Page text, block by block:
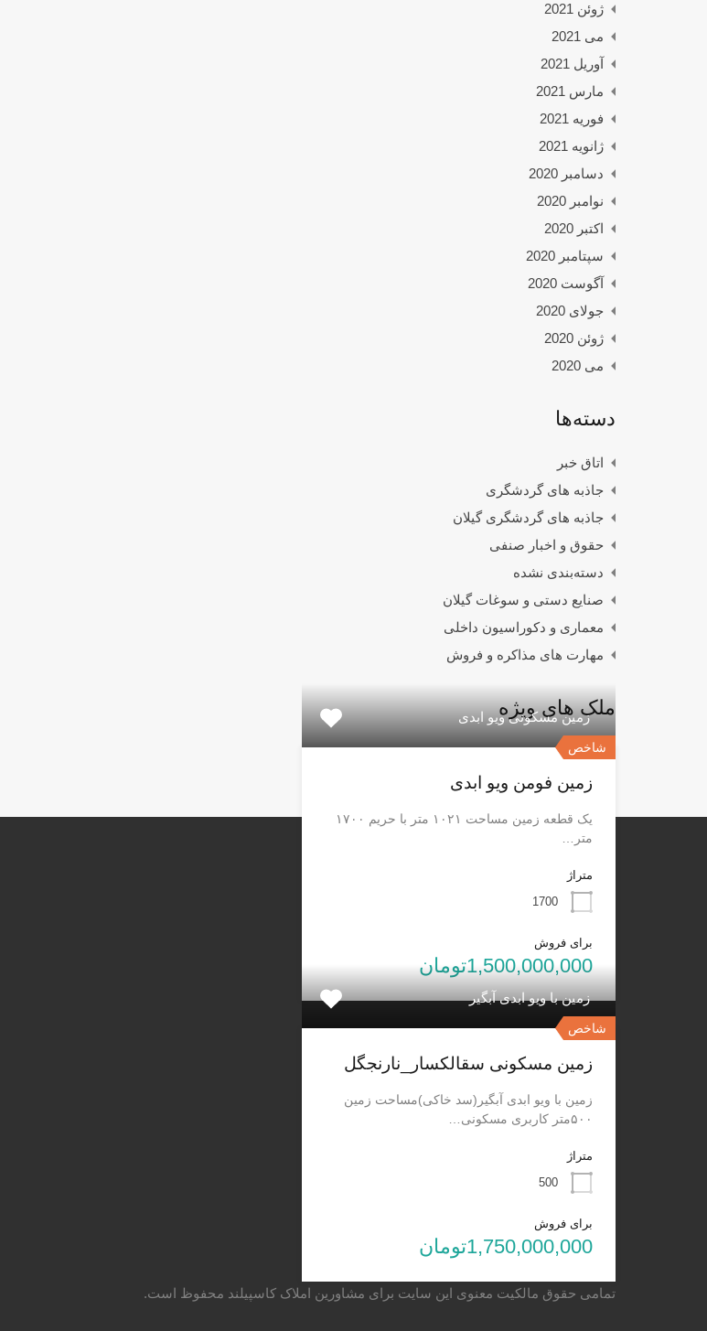
ژوئن 2021
می 2021
آوریل 2021
مارس 2021
فوریه 2021
ژانویه 2021
دسامبر 2020
نوامبر 2020
اکتبر 2020
سپتامبر 2020
آگوست 2020
جولای 2020
ژوئن 2020
می 2020
دسته‌ها
اتاق خبر
جاذبه های گردشگری
جاذبه های گردشگری گیلان
حقوق و اخبار صنفی
دسته‌بندی نشده
صنایع دستی و سوغات گیلان
معماری و دکوراسیون داخلی
مهارت های مذاکره و فروش
ملک های ویژه
شاخص
زمین مسکونی ویو ابدی
زمین فومن ویو ابدی
یک قطعه زمین مساحت ۱۰۲۱ متر با حریم ۱۷۰۰
متر…
متراژ
1700
برای فروش
1,500,000,000تومان
شاخص
زمین با ویو ابدی آبگیر
زمین مسکونی سقالکسار_نارنجگل
زمین با ویو ابدی آبگیر(سد خاکی)مساحت زمین
۵۰۰متر کاربری مسکونی…
متراژ
500
برای فروش
1,750,000,000تومان
تمامی حقوق مالکیت معنوی این ‌سایت برای مشاورین املاک کاسپیلند محفوظ است.